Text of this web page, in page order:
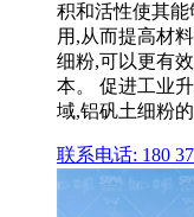
积和活性使其
用,从而提高材
细粉,可以更有
本。 促进工业
域,铝矾土细粉
联系电话: 180